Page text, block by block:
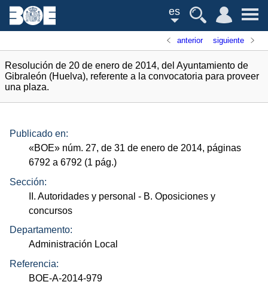
es
anterior siguiente
Resolución de 20 de enero de 2014, del Ayuntamiento de
Gibraleón (Huelva), referente a la convocatoria para proveer
una plaza.
Publicado en:
«BOE» núm. 27, de 31 de enero de 2014, páginas
6792 a 6792 (1 pág.)
Sección:
II. Autoridades y personal - B. Oposiciones y
concursos
Departamento:
Administración Local
Referencia:
BOE-A-2014-979